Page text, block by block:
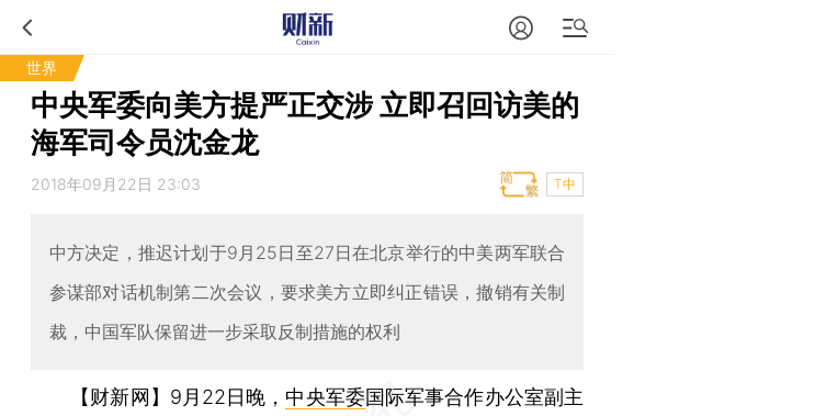
世界
中央军委向美方提严正交涉 立即召回访美的
海军司令员沈金龙
2018年09月22日 23:03 T中
中方决定，推迟计划于9月25日至27日在北京举行的中美两军联合
参谋部对话机制第二次会议，要求美方立即纠正错误，撤销有关制
裁，中国军队保留进一步采取反制措施的权利
【财新网】 9月22日晚， 中央军委国际军事合作办公室副主